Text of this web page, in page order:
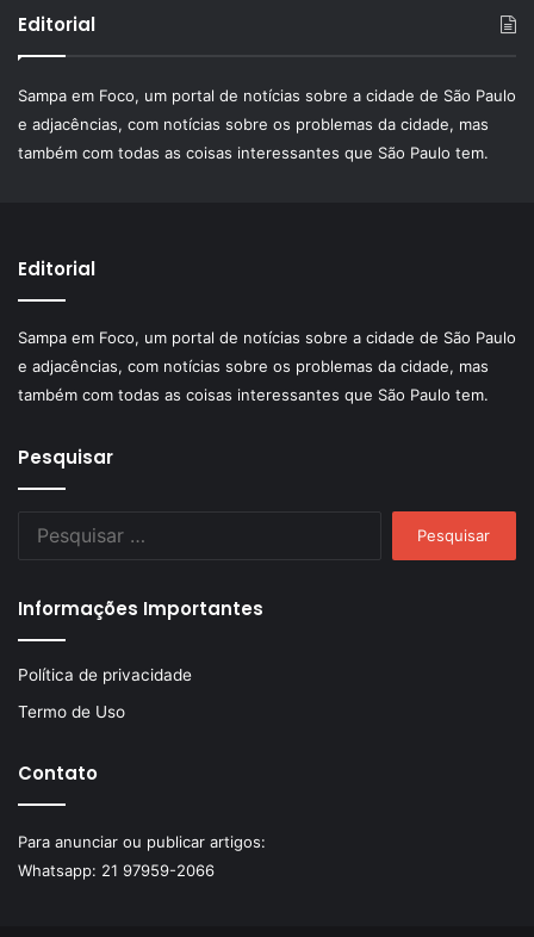
Editorial
Sampa em Foco, um portal de notícias sobre a cidade de São Paulo
e adjacências, com notícias sobre os problemas da cidade, mas
também com todas as coisas interessantes que São Paulo tem.
Editorial
Sampa em Foco, um portal de notícias sobre a cidade de São Paulo
e adjacências, com notícias sobre os problemas da cidade, mas
também com todas as coisas interessantes que São Paulo tem.
Pesquisar
Informações Importantes
Política de privacidade
Termo de Uso
Contato
Para anunciar ou publicar artigos:
Whatsapp: 21 97959-2066